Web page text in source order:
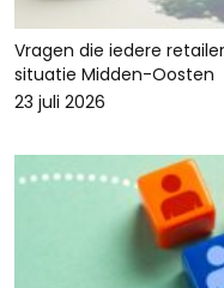
Vragen die iedere
situatie Midden-Oosten
23 juli 2026